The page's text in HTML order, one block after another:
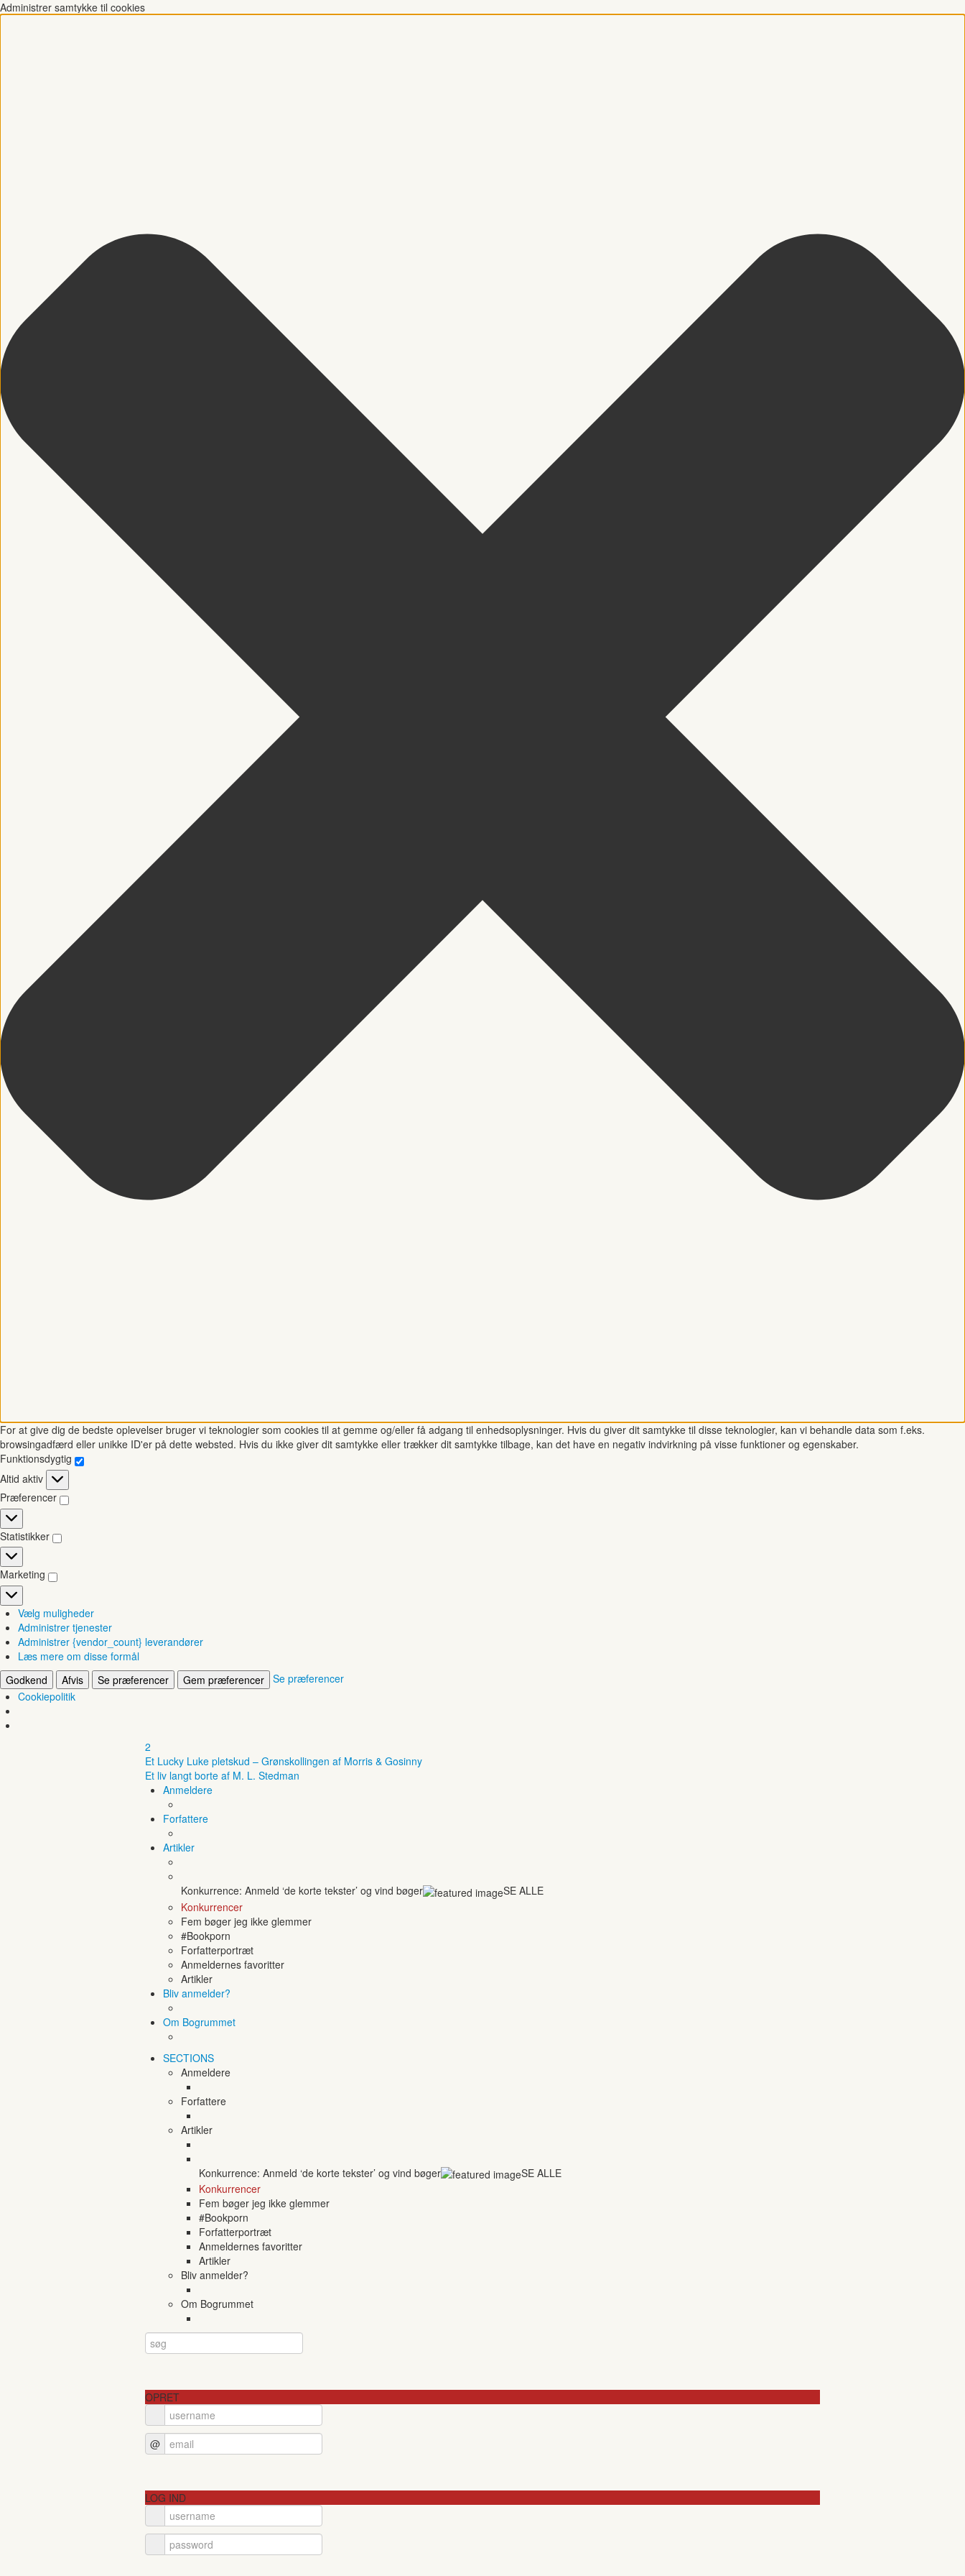
Administrer samtykke til cookies
For at give dig de bedste oplevelser bruger vi teknologier som cookies til at gemme og/eller få adgang til enhedsoplysninger. Hvis du giver dit samtykke til disse teknologier, kan vi behandle data som f.eks.
browsingadfærd eller unikke ID'er på dette websted. Hvis du ikke giver dit samtykke eller trækker dit samtykke tilbage, kan det have en negativ indvirkning på visse funktioner og egenskaber.
Funktionsdygtig
Funktionsdygtig
Altid aktiv
Præferencer
Præferencer
Statistikker
Statistikker
Marketing
Marketing
Vælg muligheder
Administrer tjenester
Administrer {vendor_count} leverandører
Læs mere om disse formål
Godkend
Afvis Se præferencer Gem præferencer Se præferencer
Cookiepolitik
2
Et Lucky Luke pletskud – Grønskollingen af Morris & Gosinny
Et liv langt borte af M. L. Stedman
Anmeldere
Forfattere
Artikler
Konkurrence: Anmeld ‘de korte tekster’ og vind bøger
SE ALLE
Konkurrencer
Fem bøger jeg ikke glemmer
#Bookporn
Forfatterportræt
Anmeldernes favoritter
Artikler
Bliv anmelder?
Om Bogrummet
SECTIONS
Anmeldere
Forfattere
Artikler
Konkurrence: Anmeld ‘de korte tekster’ og vind bøger
SE ALLE
Konkurrencer
Fem bøger jeg ikke glemmer
#Bookporn
Forfatterportræt
Anmeldernes favoritter
Artikler
Bliv anmelder?
Om Bogrummet
OPRET
@
LOG IND